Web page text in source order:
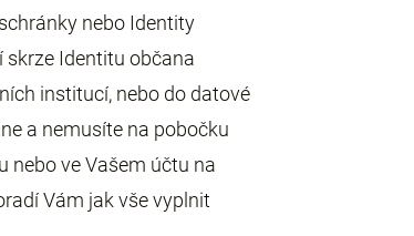
nebo Identity
skrze Identitu občana
institucí, nebo do datové
a nemusíte na pobočku
nebo ve Vašem účtu na
Vám jak vše vyplnit